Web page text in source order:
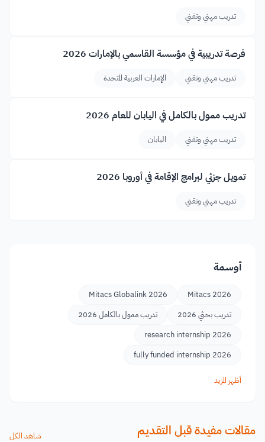
تدريب مهني وتقني
فرصة تدريبية في مؤسسة القاسمي بالإمارات 2026
تدريب مهني وتقني الإمارات العربية المتحدة
تدريب ممول بالكامل في اليابان للعام 2026
تدريب مهني وتقني اليابان
تمويل جزئي لبرامج الإقامة في أوروبا 2026
تدريب مهني وتقني
أوسمة
Mitacs 2026
Mitacs Globalink 2026
تدريب بحثي 2026
تدريب ممول بالكامل 2026
research internship 2026
fully funded internship 2026
أظهر المزيد
مقالات مفيدة قبل التقديم شاهد الكل